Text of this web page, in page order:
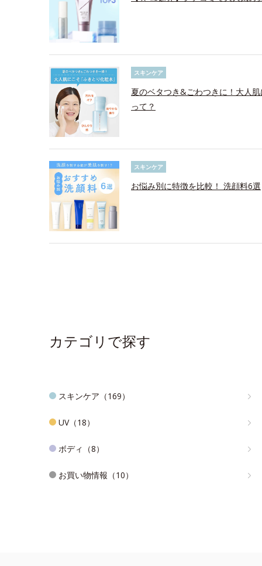
スキンケア
夏のベタつき&ごわつきに！大人
って？
スキンケア
お悩み別に特徴を比較！ 洗顔料6選
カテゴリで探す
スキンケア（169）
UV（18）
ボディ（8）
お買い物情報（10）